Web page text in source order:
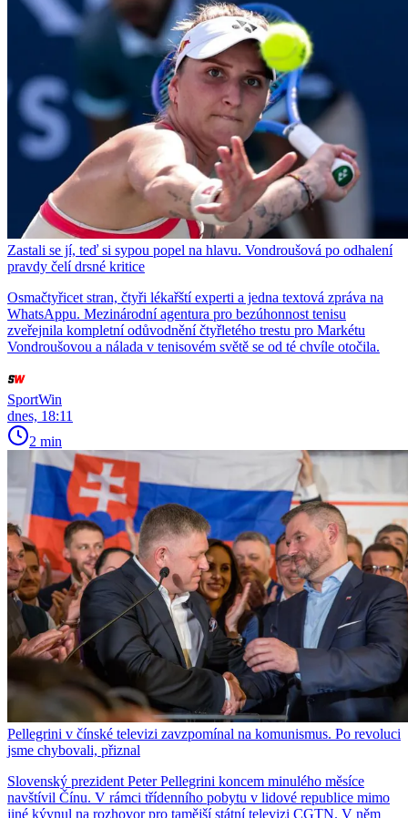
Zastali se jí, teď si sypou popel na hlavu. Vondroušová po odhalení
pravdy čelí drsné kritice
Osmačtyřicet stran, čtyři lékařští experti a jedna textová zpráva na
WhatsAppu. Mezinárodní agentura pro bezúhonnost tenisu
zveřejnila kompletní odůvodnění čtyřletého trestu pro Markétu
Vondroušovou a nálada v tenisovém světě se od té chvíle otočila.
SportWin
dnes, 18:11
2 min
Pellegrini v čínské televizi zavzpomínal na komunismus. Po revoluci
jsme chybovali, přiznal
Slovenský prezident Peter Pellegrini koncem minulého měsíce
navštívil Čínu. V rámci třídenního pobytu v lidové republice mimo
jiné kývnul na rozhovor pro tamější státní televizi CGTN. V něm